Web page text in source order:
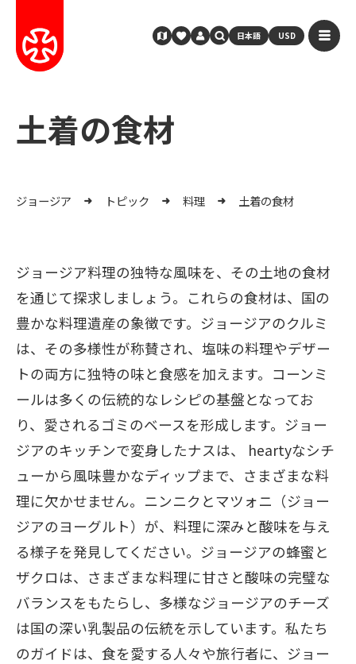
日本語 USD
土着の食材
ジョージア トピック 料理 土着の食材
ジョージア料理の独特な風味を、その土地の食材
を通じて探求しましょう。これらの食材は、国の
豊かな料理遺産の象徴です。ジョージアのクルミ
は、その多様性が称賛され、塩味の料理やデザー
トの両方に独特の味と食感を加えます。コーンミ
ールは多くの伝統的なレシピの基盤となってお
り、愛されるゴミのベースを形成します。ジョー
ジアのキッチンで変身したナスは、 heartyなシチ
ューから風味豊かなディップまで、さまざまな料
理に欠かせません。ニンニクとマツォニ（ジョー
ジアのヨーグルト）が、料理に深みと酸味を与え
る様子を発見してください。ジョージアの蜂蜜と
ザクロは、さまざまな料理に甘さと酸味の完璧な
バランスをもたらし、多様なジョージアのチーズ
は国の深い乳製品の伝統を示しています。私たち
のガイドは、食を愛する人々や旅行者に、ジョー